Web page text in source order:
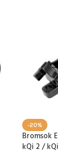
-20%
Bromsok
kQi 2 /